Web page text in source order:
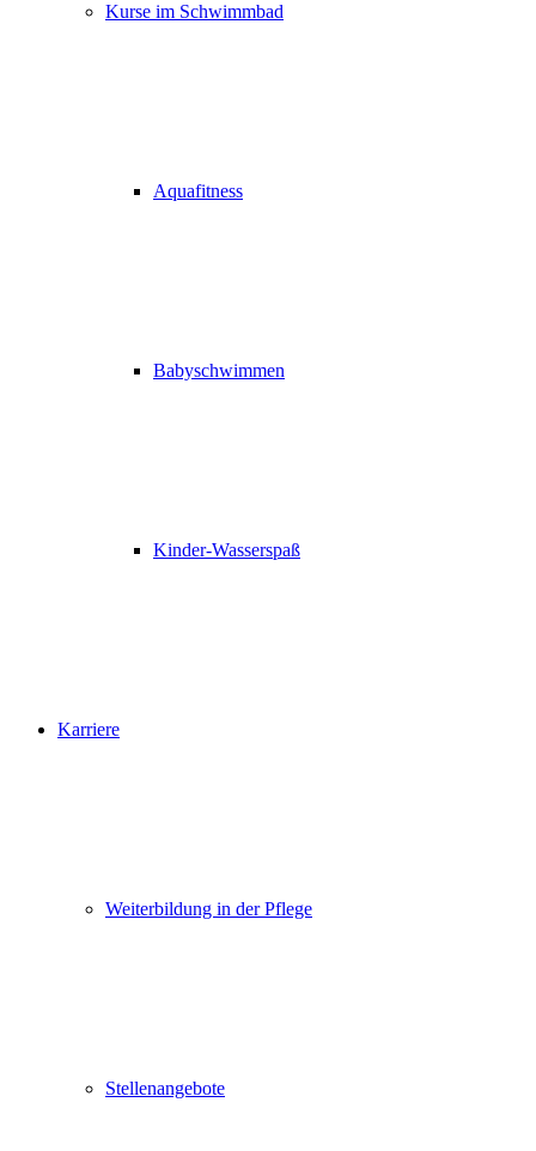
Kurse im Schwimmbad
Aquafitness
Babyschwimmen
Kinder-Wasserspaß
Karriere
Weiterbildung in der Pflege
Stellenangebote